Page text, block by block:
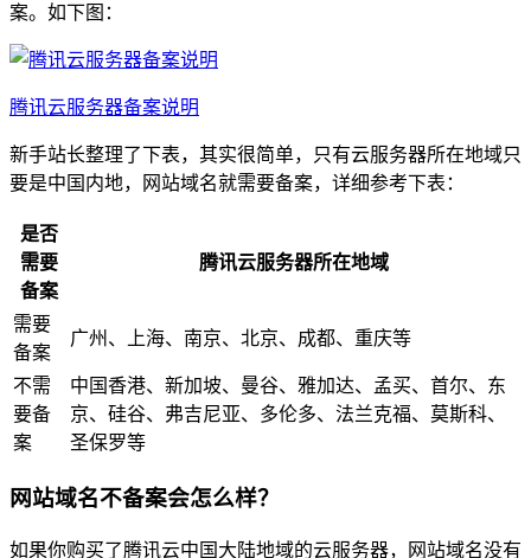
案。如下图：
腾讯云服务器备案说明
新手站长整理了下表，其实很简单，只有云服务器所在地域只
要是中国内地，网站域名就需要备案，详细参考下表：
是否
需要
备案
腾讯云服务器所在地域
需要
备案
广州、上海、南京、北京、成都、重庆等
不需
要备
案
中国香港、新加坡、曼谷、雅加达、孟买、首尔、东
京、硅谷、弗吉尼亚、多伦多、法兰克福、莫斯科、
圣保罗等
网站域名不备案会怎么样？
如果你购买了腾讯云中国大陆地域的云服务器，网站域名没有